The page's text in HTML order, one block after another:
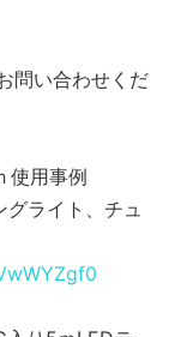
問い合わせくだ
用事例
ライト、チュ